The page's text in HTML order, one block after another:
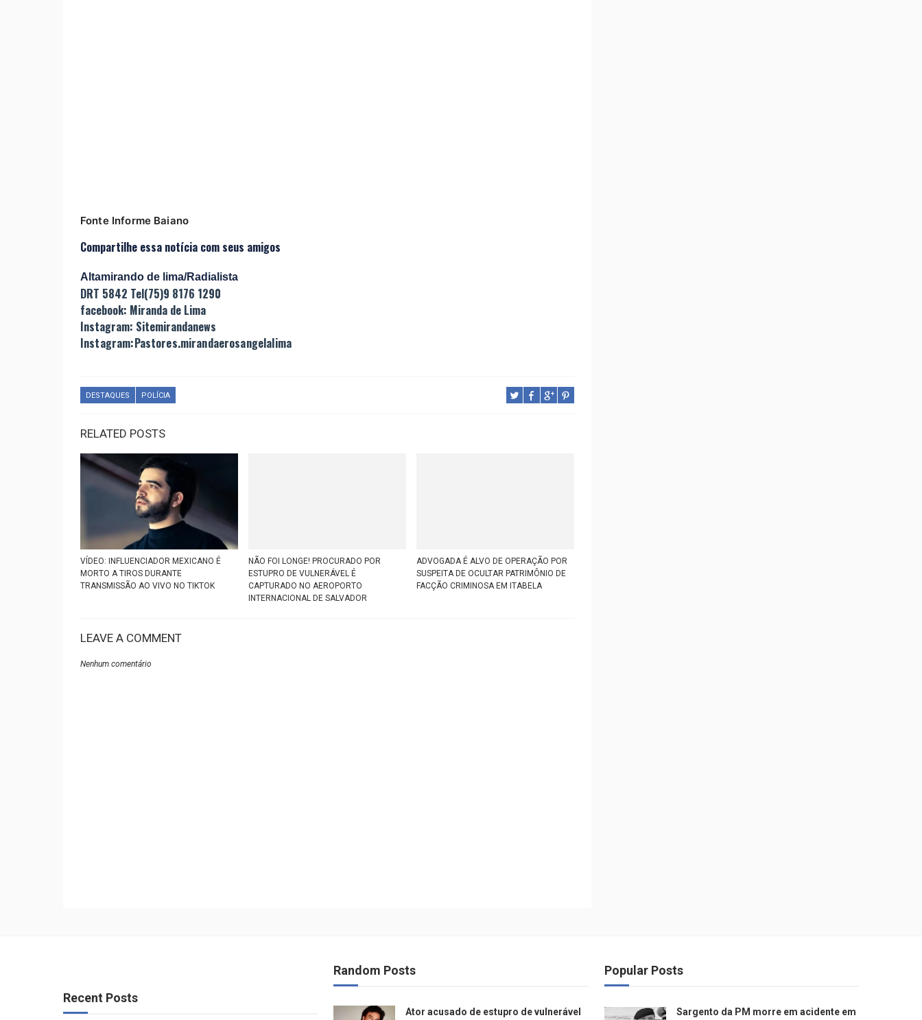
Fonte Informe Baiano
Compartilhe essa notícia com seus amigos
Altamirando de lima/Radialista
DRT 5842 Tel(75)9 8176 1290
facebook: Miranda de Lima
Instagram: Sitemirandanews
Instagram:Pastores.mirandaerosangelalima
DESTAQUES POLÍCIA
RELATED POSTS
VÍDEO: INFLUENCIADOR MEXICANO É
MORTO A TIROS DURANTE
TRANSMISSÃO AO VIVO NO TIKTOK
NÃO FOI LONGE! PROCURADO POR
ESTUPRO DE VULNERÁVEL É
CAPTURADO NO AEROPORTO
INTERNACIONAL DE SALVADOR
ADVOGADA É ALVO DE OPERAÇÃO POR
SUSPEITA DE OCULTAR PATRIMÔNIO DE
FACÇÃO CRIMINOSA EM ITABELA
LEAVE A COMMENT
Nenhum comentário
Recent Posts
Random Posts
Ator acusado de estupro de vulnerável
Popular Posts
Sargento da PM morre em acidente em